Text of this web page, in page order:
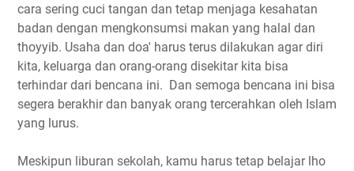
cara sering cuci tangan dan tetap menjaga kesahatan
badan dengan mengkonsumsi makan yang halal dan
thoyyib. Usaha dan doa' harus terus dilakukan agar diri
kita, keluarga dan orang-orang disekitar kita bisa
terhindar dari bencana ini. Dan semoga bencana ini bisa
segera berakhir dan banyak orang tercerahkan oleh Islam
yang lurus.
Meskipun liburan sekolah, kamu harus tetap belajar lho